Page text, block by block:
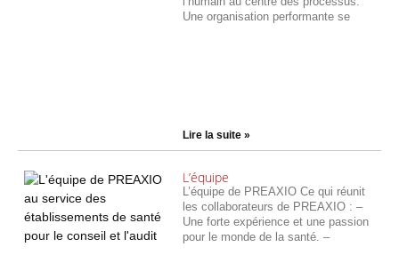
Une organisation performante se
Lire la suite »
L’équipe
L’équipe de PREAXIO Ce qui réunit
les collaborateurs de PREAXIO : –
Une forte expérience et une passion
pour le monde de la santé. –